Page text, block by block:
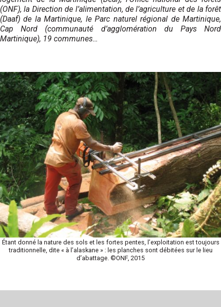
(ONF), la Direction de l’alimentation, de l’agriculture et de la forêt
(Daaf) de la Martinique, le Parc naturel régional de Martinique,
Cap Nord (communauté d’agglomération du Pays Nord
Martinique), 19 communes…
Étant donné la nature des sols et les fortes pentes, l’exploitation est toujours
traditionnelle, dite « à l’alaskane » : les planches sont débitées sur le lieu
d’abattage. ©ONF, 2015